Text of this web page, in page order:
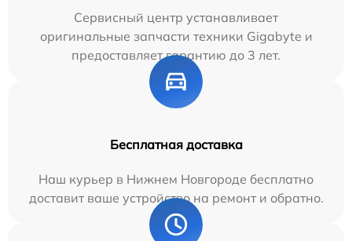
Сервисный центр устанавливает
оригинальные запчасти техники Gigabyte и
предоставляет гарантию до 3 лет.
Бесплатная доставка
Наш курьер в Нижнем Новгороде бесплатно
доставит ваше устройство на ремонт и обратно.